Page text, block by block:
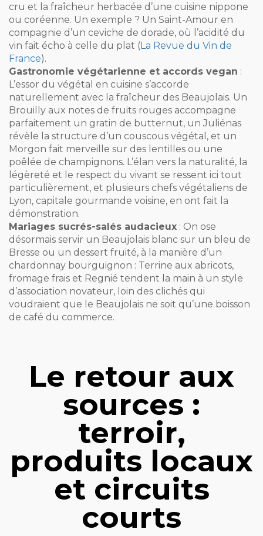
cru et la fraîcheur herbacée d’une cuisine nippone
ou coréenne. Un exemple ? Un Saint-Amour en
compagnie d’un ceviche de dorade, où l’acidité du
vin fait écho à celle du plat (La Revue du Vin de
France).
Gastronomie végétarienne et accords vegan :
L’essor du végétal en cuisine s’accorde
naturellement avec la fraîcheur des Beaujolais. Un
Brouilly aux notes de fruits rouges accompagne
parfaitement un gratin de butternut, un Juliénas
révèle la structure d’un couscous végétal, et un
Morgon fait merveille sur des lentilles ou une
poêlée de champignons. L’élan vers la naturalité, la
légèreté et le respect du vivant se ressent ici tout
particulièrement, et plusieurs chefs végétaliens de
Lyon, capitale gourmande voisine, en ont fait la
démonstration.
Mariages sucrés-salés audacieux : On ose
désormais servir un Beaujolais blanc sur un bleu de
Bresse ou un dessert fruité, à la manière d’un
chardonnay bourguignon : Terrine aux abricots,
fromage frais et Regnié tendent la main à un style
d’association novateur, loin des clichés qui
voudraient que le Beaujolais ne soit qu’une boisson
de café du commerce.
Le retour aux
sources :
terroir,
produits locaux
et circuits
courts